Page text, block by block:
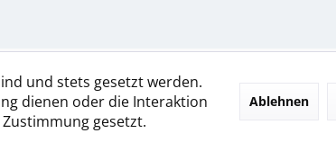
und stets gesetzt werden.
dienen oder die Interaktion
gesetzt.
Ablehnen